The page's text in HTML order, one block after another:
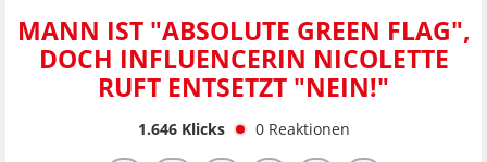
MANN IST "ABSOLUTE GREEN FLAG",
DOCH INFLUENCERIN NICOLETTE
RUFT ENTSETZT "NEIN!"
1.646Klicks 0 Reaktionen